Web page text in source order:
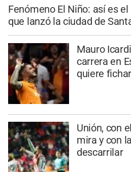
Fenómeno El Niño: así es
que lanzó la ciudad de
Mauro
carrera en
quiere
Unión, con
mira y con
descarrilar